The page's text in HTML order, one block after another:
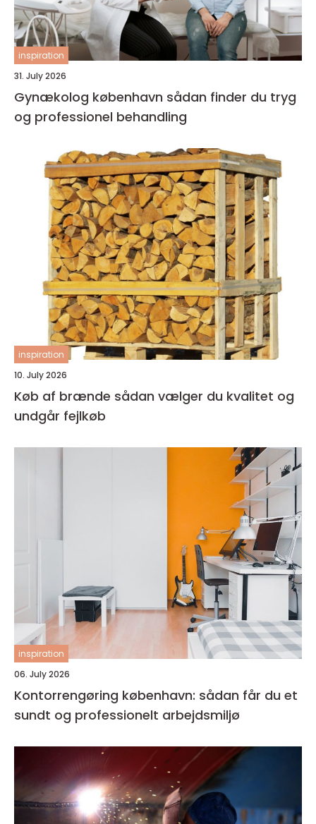
inspiration
31. July 2026
Gynækolog københavn sådan finder du tryg
og professionel behandling
inspiration
10. July 2026
Køb af brænde sådan vælger du kvalitet og
undgår fejlkøb
inspiration
06. July 2026
Kontorrengøring københavn: sådan får du et
sundt og professionelt arbejdsmiljø